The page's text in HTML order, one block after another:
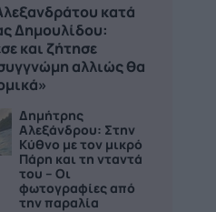
κατά
Δημουλίδου:
και ζήτησε
αλλιώς θα
Δημήτρης
Αλεξάνδρου: Στην
Κύθνο με τον μικρό
Πάρη και τη νταντά
του – Οι
φωτογραφίες από
την παραλία